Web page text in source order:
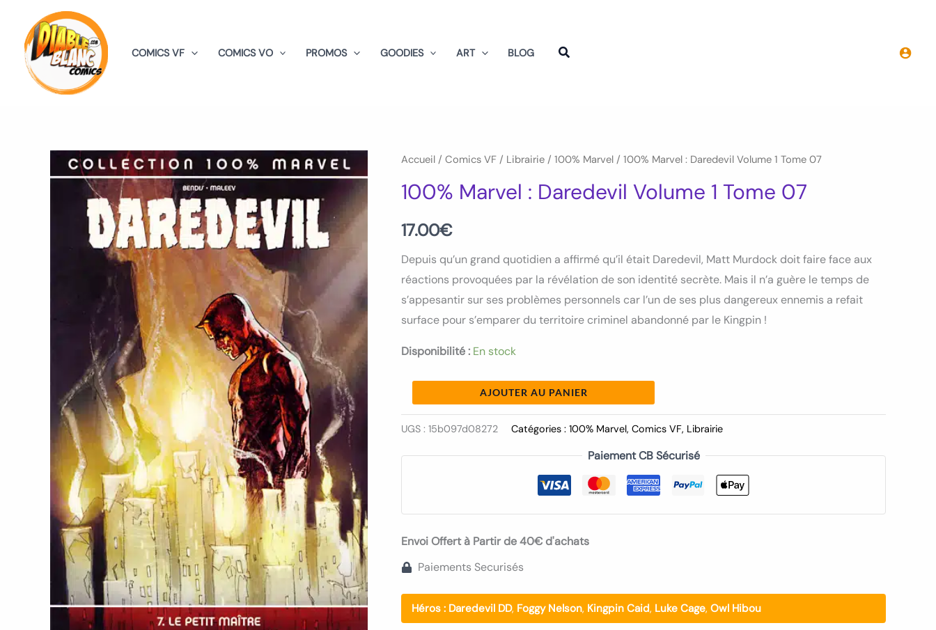
contenu
COMICS VF COMICS VO PROMOS GOODIES ART BLOG
Accueil / Comics VF / Librairie / 100% Marvel / 100% Marvel : Daredevil Volume 1 Tome 07
100% Marvel : Daredevil Volume 1 Tome 07
17.00€
Depuis qu’un grand quotidien a affirmé qu’il était Daredevil, Matt Murdock doit faire face aux
réactions provoquées par la révélation de son identité secrète. Mais il n’a guère le temps de
s’appesantir sur ses problèmes personnels car l’un de ses plus dangereux ennemis a refait
surface pour s’emparer du territoire criminel abandonné par le Kingpin !
Disponibilité : En stock
quantité
100%
Marvel
Daredevil
Volume
1
Tome
AJOUTER AU PANIER
UGS : 15b097d08272 Catégories : 100% Marvel, Comics VF, Librairie
Paiement CB Sécurisé
Envoi Offert à Partir de 40€ d'achats
Paiements Securisés
Héros : Daredevil DD, Foggy Nelson, Kingpin Caid, Luke Cage, Owl Hibou